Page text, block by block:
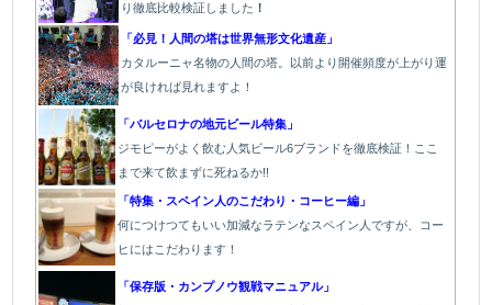
り徹底比較検証しました ！
「必見！人間の塔は世界無形文化遺産」
カタルーニャ名物の人間の塔。以前より開催頻度が上がり運
が良ければ見れますよ！
「バルセロナの地元ビール特集」
ジモピーがよく飲む人気ビール6ブランドを徹底検証！ここ
まで来て飲まずに死ねるか!!
「特集・スペイン人のこだわり・コーヒー編」
何につけつてもいい加減なラテンなスペイン人ですが、コー
ヒにはこだわります ！
「保存版・カンプノウ観戦マニュアル」